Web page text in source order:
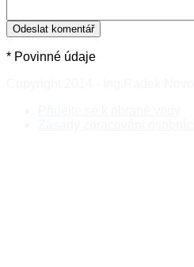
* Povinné údaje